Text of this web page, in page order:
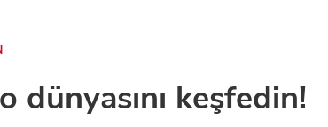
dünyasını keşfedin!